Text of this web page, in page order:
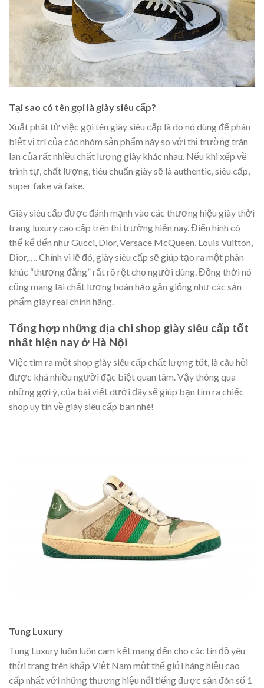
Tại sao có tên gọi là giày siêu cấp?
Xuất phát từ việc gọi tên giày siêu cấp là do nó dùng để phân
biệt vị trí của các nhóm sản phẩm này so với thị trường tràn
lan của rất nhiều chất lượng giày khác nhau. Nếu khi xếp về
trình tự, chất lượng, tiêu chuẩn giày sẽ là authentic, siêu cấp,
super fake và fake.
Giày siêu cấp được đánh mạnh vào các thương hiệu giày thời
trang luxury cao cấp trên thị trường hiện nay. Điển hình có
thể kể đến như Gucci, Dior, Versace McQueen, Louis Vuitton,
Dior,…. Chính vì lẽ đó, giày siêu cấp sẽ giúp tạo ra một phân
khúc “thượng đẳng” rất rõ rệt cho người dùng. Đồng thời nó
cũng mang lại chất lượng hoàn hảo gần giống như các sản
phẩm giày real chính hãng.
Tổng hợp những địa chỉ shop giày siêu cấp tốt
nhất hiện nay ở Hà Nội
Việc tìm ra một shop giày siêu cấp chất lượng tốt, là câu hỏi
được khá nhiều người đặc biệt quan tâm. Vậy thông qua
những gợi ý, của bài viết dưới đây sẽ giúp bạn tìm ra chiếc
shop uy tín về giày siêu cấp bạn nhé!
Tung Luxury
Tung Luxury luôn luôn cam kết mang đến cho các tín đồ yêu
thời trang trên khắp Việt Nam một thế giới hàng hiệu cao
cấp nhất với những thương hiệu nổi tiếng được săn đón số 1